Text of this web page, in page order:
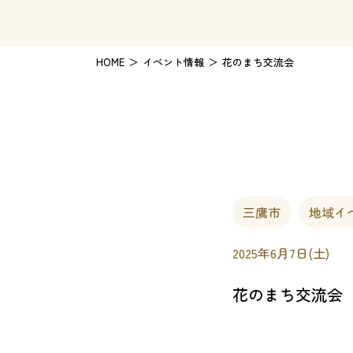
HOME イベント情報 花のまち交流会
三鷹市 地域イ
2025年6月7日(土)
花のまち交流会